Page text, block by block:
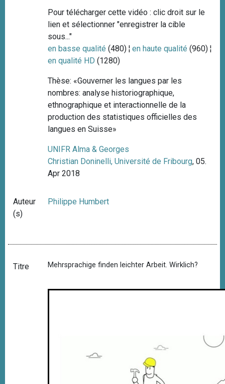
Pour télécharger cette vidéo : clic droit sur le
lien et sélectionner "enregistrer la cible
sous..."
en basse qualité (480) ¦en haute qualité (960) ¦
en qualité HD (1280)
Thèse: «Gouverner les langues par les
nombres: analyse historiographique,
ethnographique et interactionnelle de la
production des statistiques officielles des
langues en Suisse»
UNIFR Alma & Georges
Christian Doninelli, Université de Fribourg, 05.
Apr 2018
Auteur
(s)
Philippe Humbert
Titre Mehrsprachige finden leichter Arbeit. Wirklich?